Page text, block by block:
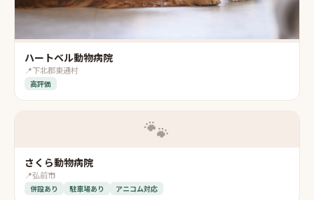
ハートベル動物病院
📍下北郡東通村
高評価
🐾
さくら動物病院
📍弘前市
併設あり 駐車場あり アニコム対応